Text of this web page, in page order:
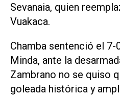
Sevanaia, quien
Vuakaca.
Chamba sentenció el
Minda, ante la
Zambrano no se quiso
goleada histórica y